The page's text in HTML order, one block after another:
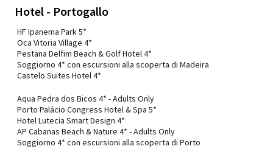
Hotel - Portogallo
HF Ipanema Park 5*
Oca Vitoria Village 4*
Pestana Delfim Beach & Golf Hotel 4*
Soggiorno 4* con escursioni alla scoperta di Madeira
Castelo Suites Hotel 4*
Aqua Pedra dos Bicos 4* - Adults Only
Porto Palácio Congress Hotel & Spa 5*
Hotel Lutecia Smart Design 4*
AP Cabanas Beach & Nature 4* - Adults Only
Soggiorno 4* con escursioni alla scoperta di Porto